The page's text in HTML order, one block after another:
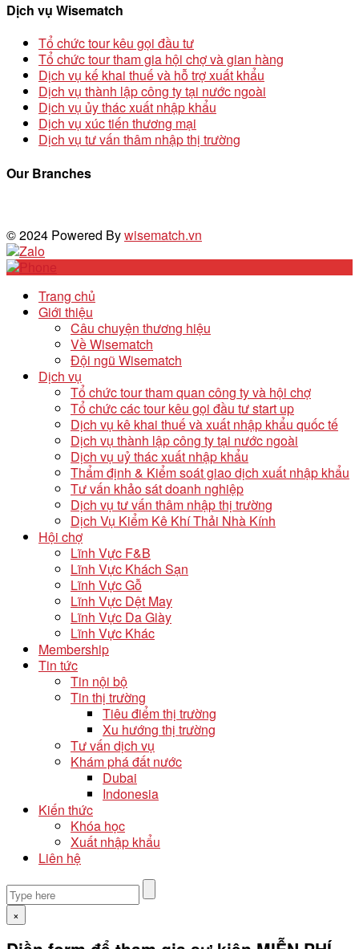
Dịch vụ Wisematch
Tổ chức tour kêu gọi đầu tư
Tổ chức tour tham gia hội chợ và gian hàng
Dịch vụ kế khai thuế và hỗ trợ xuất khẩu
Dịch vụ thành lập công ty tại nước ngoài
Dịch vụ ủy thác xuất nhập khẩu
Dịch vụ xúc tiến thương mại
Dịch vụ tư vấn thâm nhập thị trường
Our Branches
© 2024 Powered Bywisematch.vn
Trang chủ
Giới thiệu
Câu chuyện thương hiệu
Về Wisematch
Đội ngũ Wisematch
Dịch vụ
Tổ chức tour tham quan công ty và hội chợ
Tổ chức các tour kêu gọi đầu tư start up
Dịch vụ kê khai thuế và xuất nhập khẩu quốc tế
Dịch vụ thành lập công ty tại nước ngoài
Dịch vụ uỷ thác xuất nhập khẩu
Thẩm định & Kiểm soát giao dịch xuất nhập khẩu
Tư vấn khảo sát doanh nghiệp
Dịch vụ tư vấn thâm nhập thị trường
Dịch Vụ Kiểm Kê Khí Thải Nhà Kính
Hội chợ
Lĩnh Vực F&B
Lĩnh Vực Khách Sạn
Lĩnh Vực Gỗ
Lĩnh Vực Dệt May
Lĩnh Vực Da Giày
Lĩnh Vực Khác
Membership
Tin tức
Tin nội bộ
Tin thị trường
Tiêu điểm thị trường
Xu hướng thị trường
Tư vấn dịch vụ
Khám phá đất nước
Dubai
Indonesia
Kiến thức
Khóa học
Xuất nhập khẩu
Liên hệ
×